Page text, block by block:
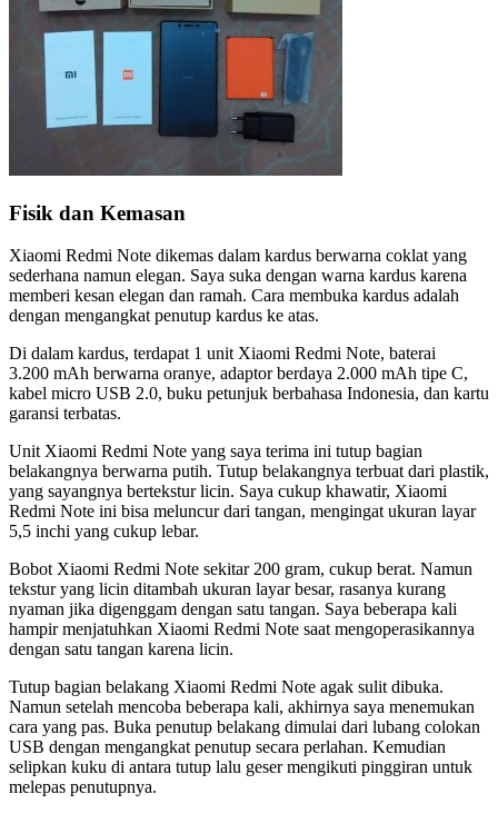
Fisik dan Kemasan
Xiaomi Redmi Note dikemas dalam kardus berwarna coklat yang
sederhana namun elegan. Saya suka dengan warna kardus karena
memberi kesan elegan dan ramah. Cara membuka kardus adalah
dengan mengangkat penutup kardus ke atas.
Di dalam kardus, terdapat 1 unit Xiaomi Redmi Note, baterai
3.200 mAh berwarna oranye, adaptor berdaya 2.000 mAh tipe C,
kabel micro USB 2.0, buku petunjuk berbahasa Indonesia, dan kartu
garansi terbatas.
Unit Xiaomi Redmi Note yang saya terima ini tutup bagian
belakangnya berwarna putih. Tutup belakangnya terbuat dari plastik,
yang sayangnya bertekstur licin. Saya cukup khawatir, Xiaomi
Redmi Note ini bisa meluncur dari tangan, mengingat ukuran layar
5,5 inchi yang cukup lebar.
Bobot Xiaomi Redmi Note sekitar 200 gram, cukup berat. Namun
tekstur yang licin ditambah ukuran layar besar, rasanya kurang
nyaman jika digenggam dengan satu tangan. Saya beberapa kali
hampir menjatuhkan Xiaomi Redmi Note saat mengoperasikannya
dengan satu tangan karena licin.
Tutup bagian belakang Xiaomi Redmi Note agak sulit dibuka.
Namun setelah mencoba beberapa kali, akhirnya saya menemukan
cara yang pas. Buka penutup belakang dimulai dari lubang colokan
USB dengan mengangkat penutup secara perlahan. Kemudian
selipkan kuku di antara tutup lalu geser mengikuti pinggiran untuk
melepas penutupnya.